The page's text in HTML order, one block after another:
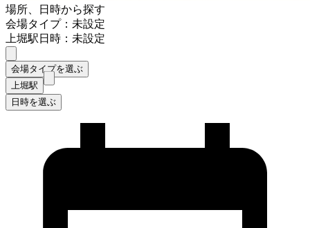
場所、日時から探す
会場タイプ：未設定
上堀駅日時：未設定
会場タイプを選ぶ
上堀駅
日時を選ぶ